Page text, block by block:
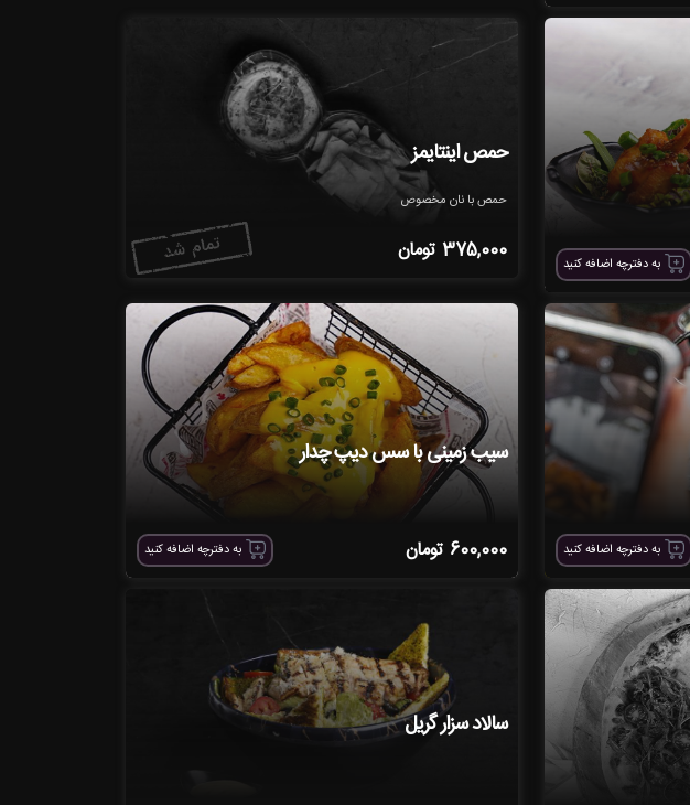
به دفترچه اضافه کنید
حمص اینتایمز
حمص با نان مخصوص
375,000 تومان
به دفترچه اضافه کنید
سیب زمینی با سس دیپ چدار
600,000 تومان به دفترچه اضافه کنید
سالاد سزار گریل